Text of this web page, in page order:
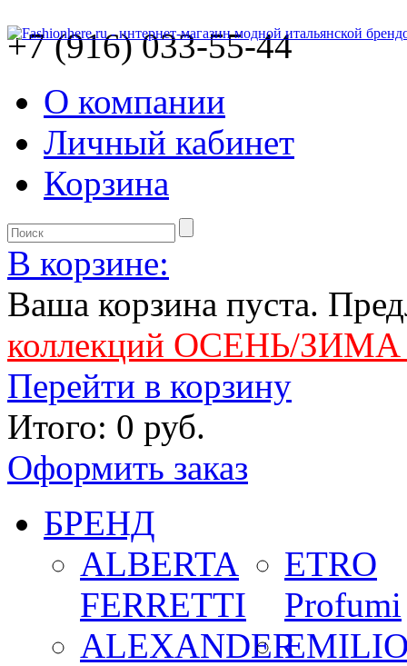
+7 (916) 033-55-44
О компании
Личный кабинет
Корзина
В корзине:
Ваша корзина пуста.
коллекций ОСЕНЬ/ЗИМА
Перейти в корзину
Итого: 0 руб.
Оформить заказ
БРЕНД
ALBERTA
FERRETTI
ALEXANDER
ETRO
Profumi